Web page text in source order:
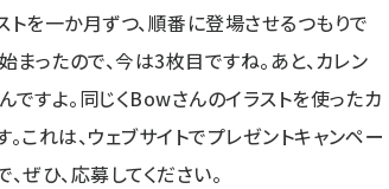
トを一か月ずつ、順番に登場させるつもりで
まったので、今は3枚目ですね。あと、カレン
ですよ。同じくBowさんのイラストを使ったカ
。これは、ウェブサイトでプレゼントキャンペー
ぜひ、応募してください。